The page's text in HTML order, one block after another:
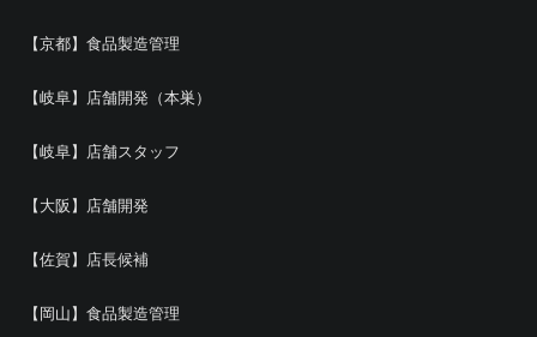
【京都】食品製造管理
【岐阜】店舗開発（本巣）
【岐阜】店舗スタッフ
【大阪】店舗開発
【佐賀】店長候補
【岡山】食品製造管理